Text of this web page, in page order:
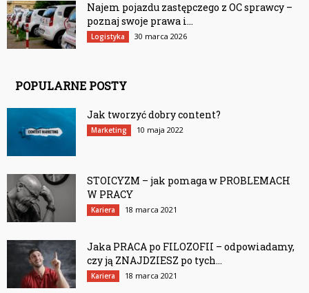
Najem pojazdu zastępczego z OC sprawcy –
poznaj swoje prawa i...
Logistyka 30 marca 2026
POPULARNE POSTY
Jak tworzyć dobry content?
Marketing 10 maja 2022
STOICYZM – jak pomaga w PROBLEMACH
W PRACY
Kariera 18 marca 2021
Jaka PRACA po FILOZOFII – odpowiadamy,
czy ją ZNAJDZIESZ po tych...
Kariera 18 marca 2021